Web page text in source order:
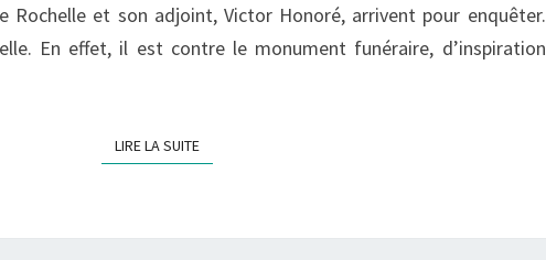
Rochelle et son adjoint, Victor Honoré, arrivent pour enquêter.
En effet, il est contre le monument funéraire, d’inspiration
LIRE LA SUITELIRE LA SUITE